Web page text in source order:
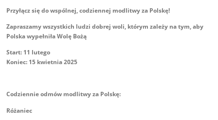
Przyłącz się do wspólnej, codziennej modlitwy za Polskę!
Zapraszamy wszystkich ludzi dobrej woli, którym zależy na tym, aby
Polska wypełniła Wolę Bożą
Start: 11 lutego
Koniec: 15 kwietnia 2025
Codziennie odmów modlitwy za Polskę:
Różaniec